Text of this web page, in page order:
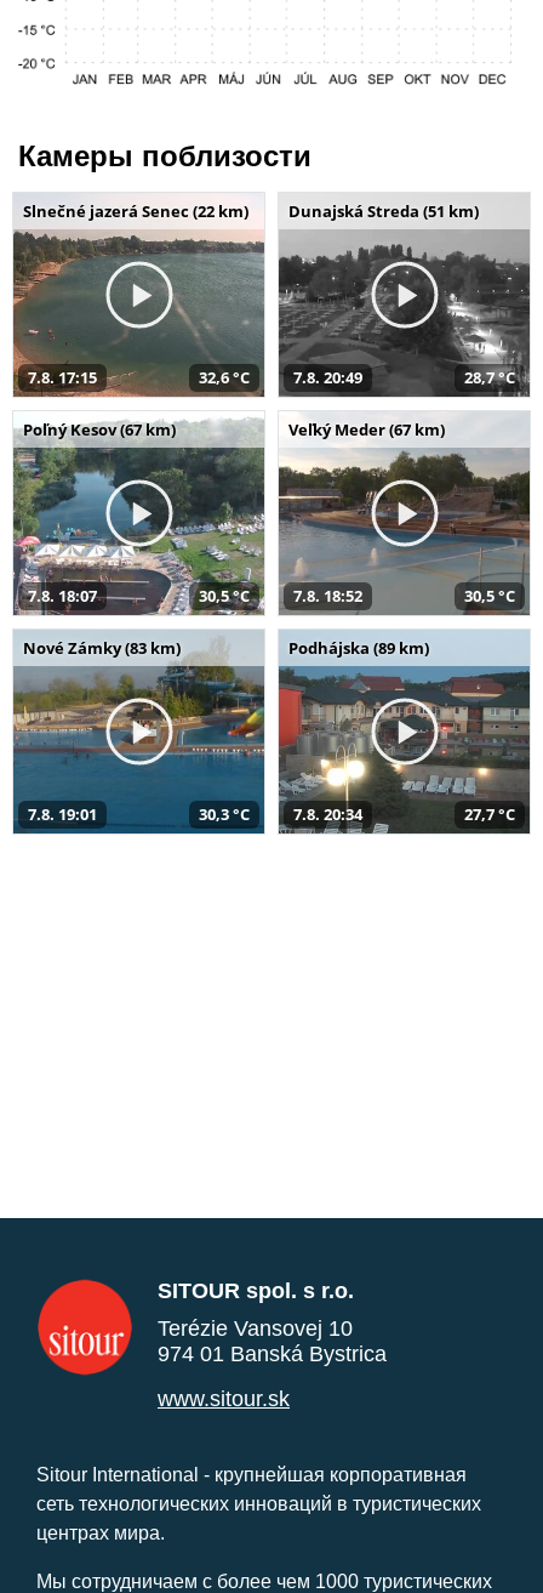
Камеры поблизости
Slnečné jazerá Senec (22 km)
7.8. 17:15 32,6 °C
Dunajská Streda (51 km)
7.8. 20:49 28,7 °C
Poľný Kesov (67 km)
7.8. 18:07 30,5 °C
Veľký Meder (67 km)
7.8. 18:52 30,5 °C
Nové Zámky (83 km)
7.8. 19:01 30,3 °C
Podhájska (89 km)
7.8. 20:34 27,7 °C
SITOUR spol. s r.o.
Terézie Vansovej 10
974 01 Banská Bystrica
www.sitour.sk
Sitour International - крупнейшая корпоративная
сеть технологических инноваций в туристических
центрах мира.
Мы сотрудничаем с более чем 1000 туристических